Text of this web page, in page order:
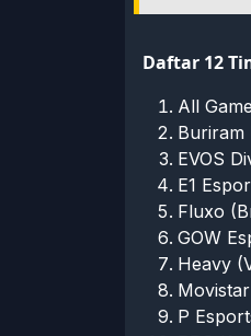
Daftar 12
All
Buriram
EVOS
E1
Fluxo
GOW
Heavy
P